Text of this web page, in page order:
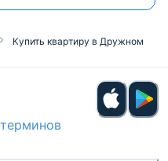
Купить квартиру в Дружном